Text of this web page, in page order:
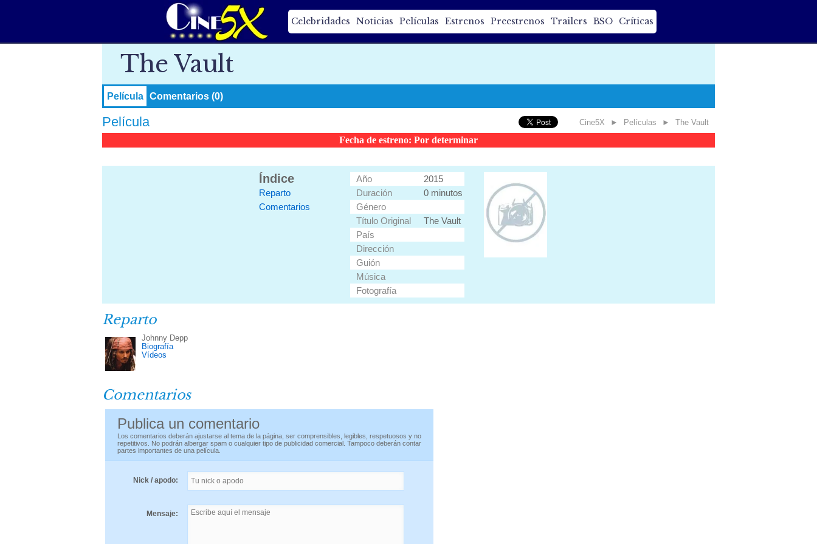
Celebridades Noticias Películas Estrenos Preestrenos Trailers BSO Críticas
The Vault
Película Comentarios (0)
Película Cine5X ► Películas ► The Vault
Fecha de estreno: Por determinar
Índice
Reparto
Comentarios
Año
2015
Duración
0 minutos
Género
Título Original
The Vault
País
Dirección
Guión
Música
Fotografía
Reparto
Johnny Depp
Biografía
Vídeos
Comentarios
Publica un comentario
Los comentarios deberán ajustarse al tema de la página, ser comprensibles, legibles, respetuosos y no
repetitivos. No podrán albergar spam o cualquier tipo de publicidad comercial. Tampoco deberán contar
partes importantes de una película.
Nick / apodo:
Mensaje: